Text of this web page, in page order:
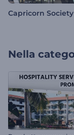
Capricorn Society
Nella